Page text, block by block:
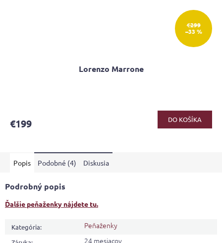
€299
–33 %
Lorenzo Marrone
je
hviezdičiek.
€199 DO KOŠÍKA
Popis Podobné (4) Diskusia
Podrobný popis
Ďalšie peňaženky nájdete tu.
Kategória: Peňaženky
24 mesiacov